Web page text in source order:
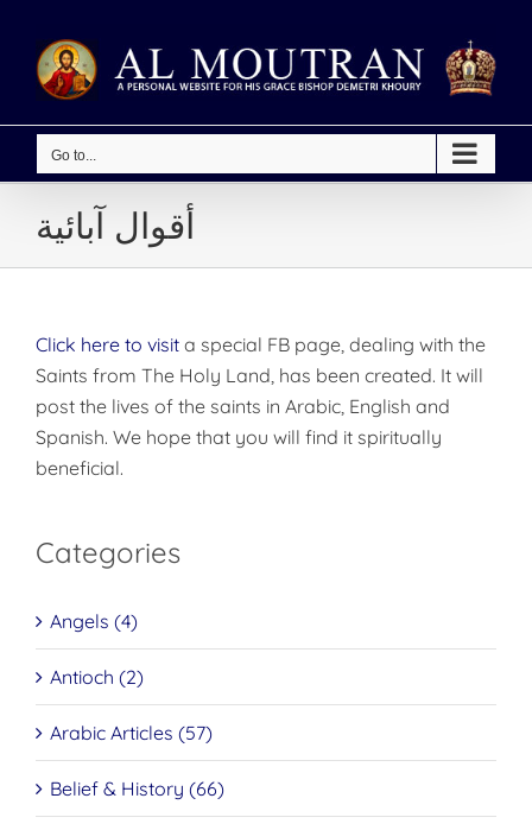
content
Go to...
أقوال آبائية
Click here to visit a special FB page, dealing with the
Saints from The Holy Land, has been created. It will
post the lives of the saints in Arabic, English and
Spanish. We hope that you will find it spiritually
beneficial.
Categories
Angels (4)
Antioch (2)
Arabic Articles (57)
Belief & History (66)